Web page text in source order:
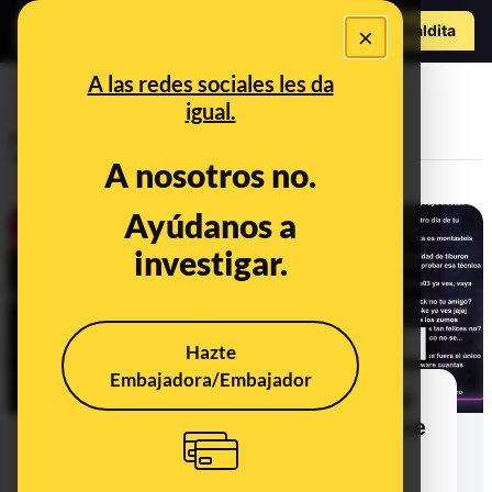
×
A las redes sociales les da
igual.
A nosotros no.
Ayúdanos a
investigar.
Hazte
Embajadora/Embajador
Hazte Maldita
Pablo Motos
La campaña '¿Entonces quién?': el
Ministerio de Igualdad asegura que
la producción creativa costó